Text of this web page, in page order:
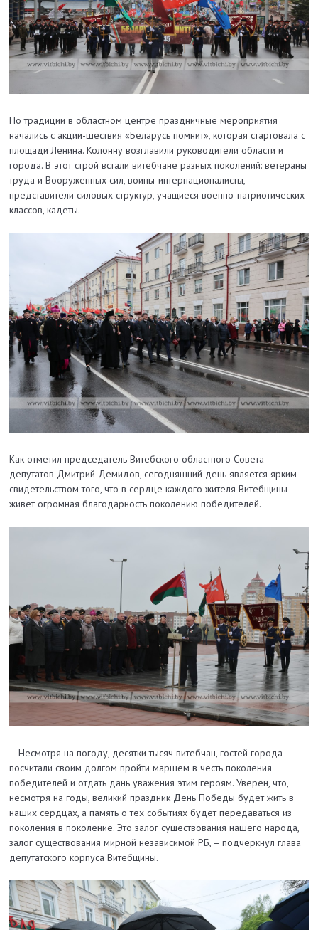
По традиции в областном центре праздничные мероприятия
начались с акции-шествия «Беларусь помнит», которая стартовала с
площади Ленина. Колонну возглавили руководители области и
города. В этот строй встали витебчане разных поколений: ветераны
труда и Вооруженных сил, воины-интернационалисты,
представители силовых структур, учащиеся военно-патриотических
классов, кадеты.
Как отметил председатель Витебского областного Совета
депутатов Дмитрий Демидов, сегодняшний день является ярким
свидетельством того, что в сердце каждого жителя Витебщины
живет огромная благодарность поколению победителей.
– Несмотря на погоду, десятки тысяч витебчан, гостей города
посчитали своим долгом пройти маршем в честь поколения
победителей и отдать дань уважения этим героям. Уверен, что,
несмотря на годы, великий праздник День Победы будет жить в
наших сердцах, а память о тех событиях будет передаваться из
поколения в поколение. Это залог существования нашего народа,
залог существования мирной независимой РБ, – подчеркнул глава
депутатского корпуса Витебщины.